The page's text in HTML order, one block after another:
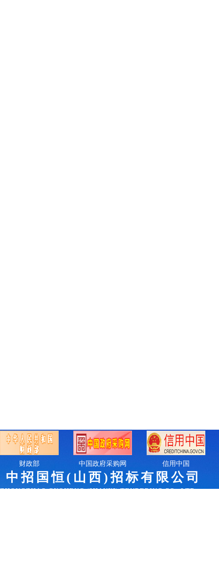
中招国恒(山西)招标有限公司
ZHONGZHAO GUOHENG (SHANXI) TENDERING CO., LTD.
财政部 中国政府采购网 信用中国